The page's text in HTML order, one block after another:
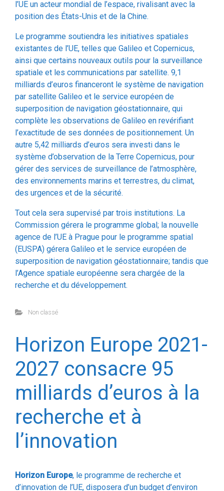
Le programme soutiendra les initiatives spatiales
existantes de l’UE, telles que Galileo et Copernicus,
ainsi que certains nouveaux outils pour la surveillance
spatiale et les communications par satellite. 9,1
milliards d’euros financeront le système de navigation
par satellite Galileo et le service européen de
superposition de navigation géostationnaire, qui
complète les observations de Galileo en revérifiant
l’exactitude de ses données de positionnement. Un
autre 5,42 milliards d’euros sera investi dans le
système d’observation de la Terre Copernicus, pour
gérer des services de surveillance de l’atmosphère,
des environnements marins et terrestres, du climat,
des urgences et de la sécurité.
Tout cela sera supervisé par trois institutions. La
Commission gérera le programme global; la nouvelle
agence de l’UE à Prague pour le programme spatial
(EUSPA) gérera Galileo et le service européen de
superposition de navigation géostationnaire; tandis que
l’Agence spatiale européenne sera chargée de la
recherche et du développement.
Non classé
Horizon Europe 2021-
2027 consacre 95
milliards d’euros à la
recherche et à
l’innovation
Horizon Europe , le programme de recherche et
95,5 milliards d’euros pour 2021-2027. Cela comprend
5,4 milliards d’euros de NextGenerationEU (voir l’article